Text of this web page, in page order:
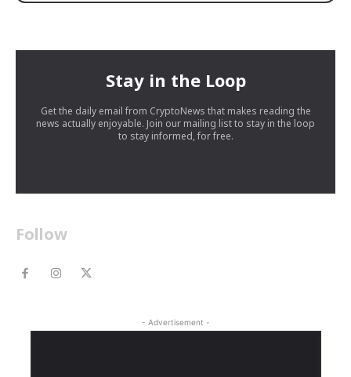
Stay in the Loop
Get the daily email from CryptoNews that makes reading the
news actually enjoyable. Join our mailing list to stay in the loop
to stay informed, for free.
Follow
- Advertisement -